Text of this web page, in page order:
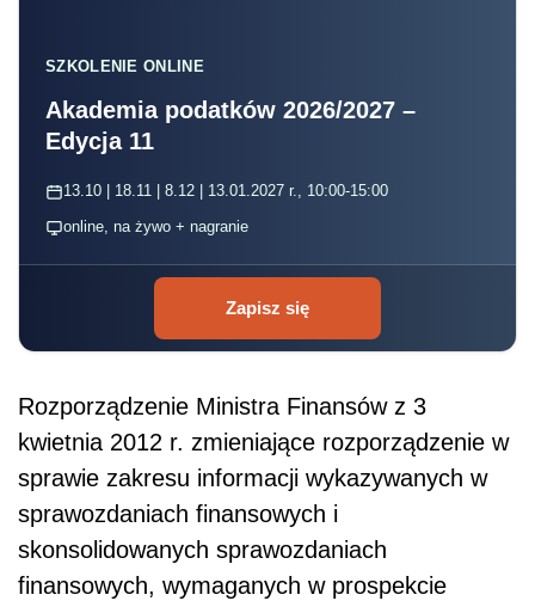
SZKOLENIE ONLINE
Akademia podatków 2026/2027 –
Edycja 11
13.10 | 18.11 | 8.12 | 13.01.2027 r., 10:00-15:00
online, na żywo + nagranie
Zapisz się
Rozporządzenie Ministra Finansów z 3
kwietnia 2012 r. zmieniające rozporządzenie w
sprawie zakresu informacji wykazywanych w
sprawozdaniach finansowych i
skonsolidowanych sprawozdaniach
finansowych, wymaganych w prospekcie